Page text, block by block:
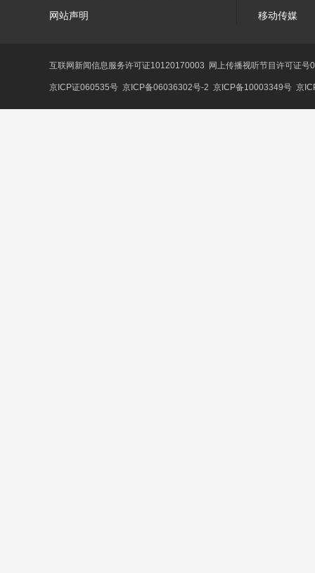
网站声明
移动传媒
互联网新闻信息服务许可证10120170003 网上传播视听节目许可证
京ICP证060535号 京ICP备06036302号-2 京ICP备10003349号 京